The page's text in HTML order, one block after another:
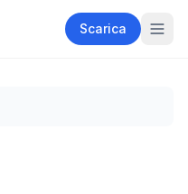
Scarica